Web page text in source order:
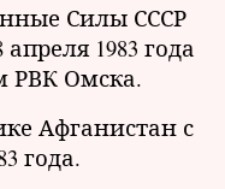
Силы СССР
1983 года
РВК Омска.
Афганистан с
года.